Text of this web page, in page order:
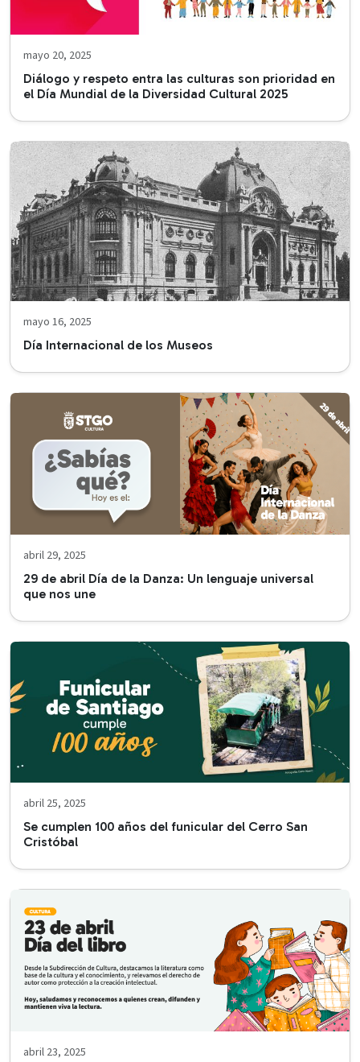
mayo 20, 2025
Diálogo y respeto entra las culturas son prioridad en
el Día Mundial de la Diversidad Cultural 2025
mayo 16, 2025
Día Internacional de los Museos
abril 29, 2025
29 de abril Día de la Danza: Un lenguaje universal
que nos une
abril 25, 2025
Se cumplen 100 años del funicular del Cerro San
Cristóbal
abril 23, 2025